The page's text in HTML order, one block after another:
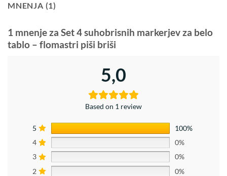
MNENJA (1)
1 mnenje za Set 4 suhobrisnih markerjev za belo
tablo – flomastri piši briši
5,0
Based on 1 review
5
100%
4
0%
3
0%
2
0%